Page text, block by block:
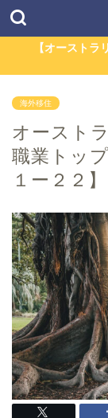
【オーストラ
海外移住
オースト
職業トッ
１ー２２】